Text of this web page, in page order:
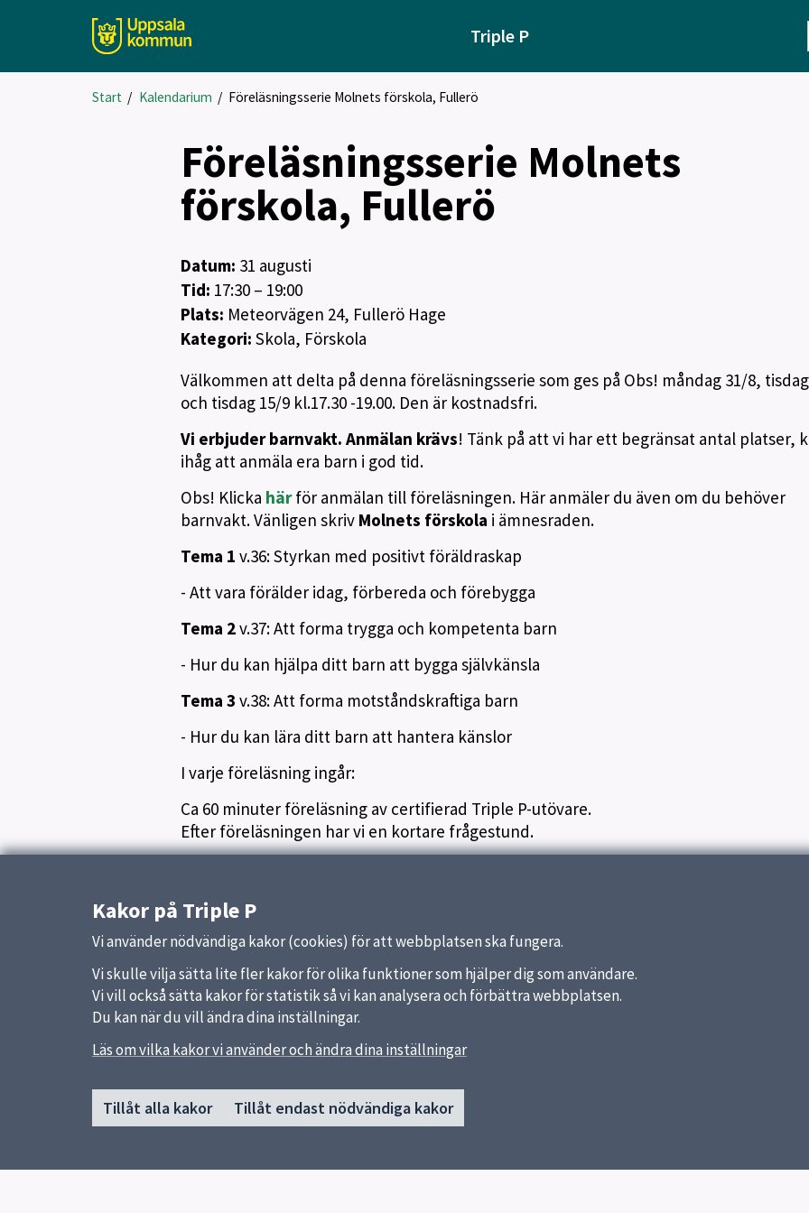
Triple P
Start / Kalendarium / Föreläsningsserie Molnets förskola, Fullerö
Föreläsningsserie Molnets
förskola, Fullerö
Datum: 31 augusti
Tid: 17:30 – 19:00
Plats: Meteorvägen 24, Fullerö Hage
Kategori: Skola, Förskola
Välkommen att delta på denna föreläsningsserie som ges på Obs! måndag 31/8,
och tisdag 15/9 kl.17.30 -19.00. Den är kostnadsfri.
Vi erbjuder barnvakt. Anmälan krävs! Tänk på att vi har ett begränsat antal platser,
ihåg att anmäla era barn i god tid.
Obs! Klicka här för anmälan till föreläsningen. Här anmäler du även om du behöver
barnvakt. Vänligen skriv Molnets förskola i ämnesraden.
Tema 1 v.36: Styrkan med positivt föräldraskap
- Att vara förälder idag, förbereda och förebygga
Tema 2v.37: Att forma trygga och kompetenta barn
- Hur du kan hjälpa ditt barn att bygga självkänsla
Tema 3 v.38: Att forma motståndskraftiga barn
- Hur du kan lära ditt barn att hantera känslor
I varje föreläsning ingår:
Ca 60 minuter föreläsning av certifierad Triple P-utövare.
Efter föreläsningen har vi en kortare frågestund.
Elin Andersson 0766-984996
Sandrine Karlsson 0766-986065
Kakor på Triple P
Vi använder nödvändiga kakor (cookies) för att webbplatsen ska fungera.
Vi skulle vilja sätta lite fler kakor för olika funktioner som hjälper dig som användare.
Vi vill också sätta kakor för statistik så vi kan analysera och förbättra webbplatsen.
Du kan när du vill ändra dina inställningar.
Läs om vilka kakor vi använder och ändra dina inställningar
Tillåt alla kakor Tillåt endast nödvändiga kakor
SidfotHuvudmeny
Start
Snabblänkar
Uppsala kommun